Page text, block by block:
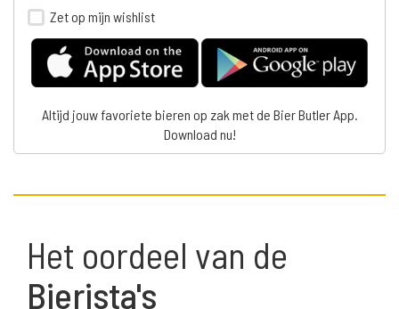
Zet op mijn wishlist
Altijd jouw favoriete bieren op zak met de Bier Butler App.
Download nu!
Het oordeel van de
Bierista's